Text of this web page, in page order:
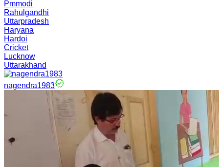
Pmmodi
Rahulgandhi
Uttarpradesh
Haryana
Hardoi
Cricket
Lucknow
Uttarakhand
nagendra1983